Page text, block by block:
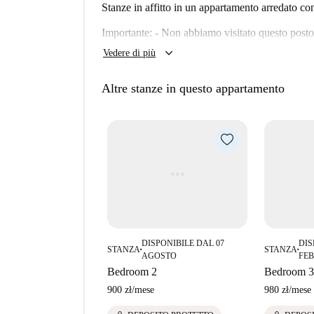
Stanze in affitto in un appartamento arredato
Importante: - Non abbiamo visitato questo
appartamento su Spotahome, quindi torna
Vedere di più keyboard_arrow_down
Altre stanze in questo appartamento
STANZA ■
DISPONIBILE DAL 07
AGOSTO
Bedroom 2
900 zł/mese
STANZA ■
Bedroom 3
980 zł/mese